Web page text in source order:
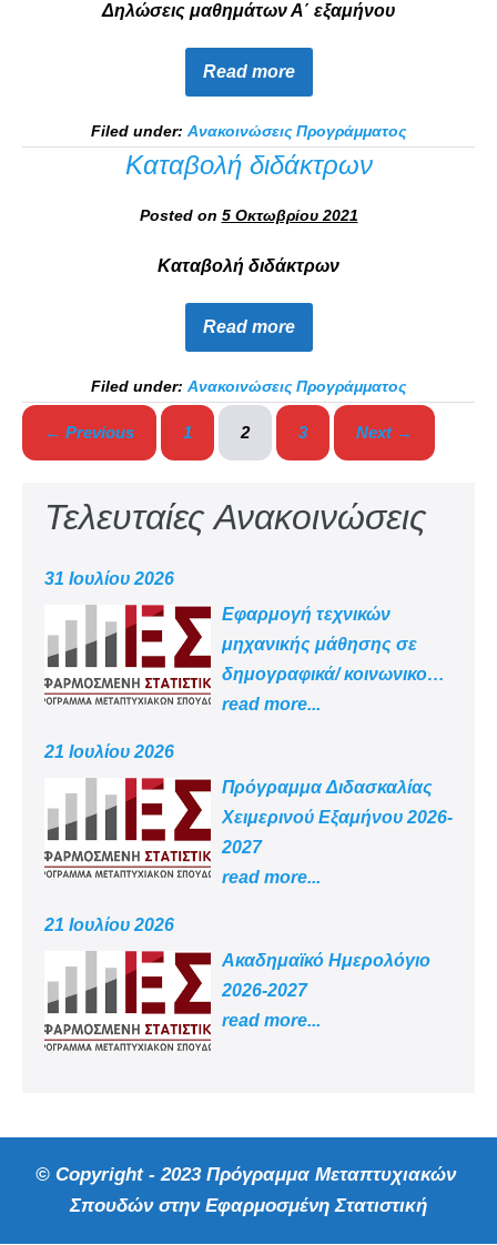
Δηλώσεις μαθημάτων Α΄ εξαμήνου
Read more
Filed under: Ανακοινώσεις Προγράμματος
Καταβολή διδάκτρων
Posted on 5 Οκτωβρίου 2021
Καταβολή διδάκτρων
Read more
Filed under: Ανακοινώσεις Προγράμματος
← Previous 1 2 3 Next →
Τελευταίες Ανακοινώσεις
31 Ιουλίου 2026
Εφαρμογή τεχνικών
μηχανικής μάθησης σε
δημογραφικά/ κοινωνικο
-οικονομικά δεδομένα
read more...
21 Ιουλίου 2026
Πρόγραμμα Διδασκαλίας
Χειμερινού Εξαμήνου 2026-
2027
read more...
21 Ιουλίου 2026
Aκαδημαϊκό Ημερολόγιο
2026-2027
read more...
© Copyright - 2023 Πρόγραμμα Μεταπτυχιακών
Σπουδών στην Εφαρμοσμένη Στατιστική